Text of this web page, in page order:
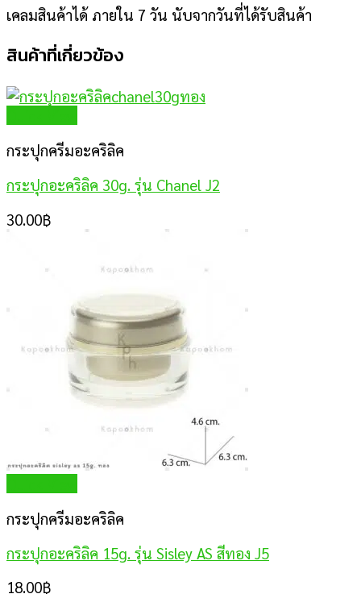
เคลมสินค้าได้ ภายใน 7 วัน นับจากวันที่ได้รับสินค้า
สินค้าที่เกี่ยวข้อง
กระปุกครีมอะคริลิค
กระปุกอะคริลิค 30g. รุ่น Chanel J2
30.00฿
กระปุกครีมอะคริลิค
กระปุกอะคริลิค 15g. รุ่น Sisley AS สีทอง J5
18.00฿